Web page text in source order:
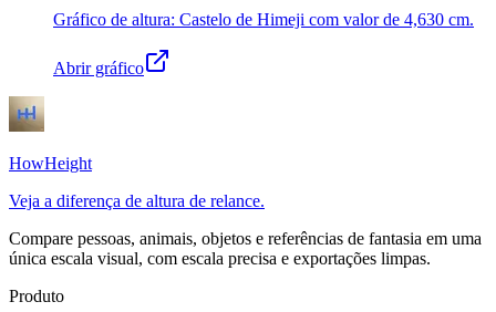
Gráfico de altura: Castelo de Himeji com valor de 4,630 cm.
Abrir gráfico
HowHeight
Veja a diferença de altura de relance.
Compare pessoas, animais, objetos e referências de fantasia em uma
única escala visual, com escala precisa e exportações limpas.
Produto